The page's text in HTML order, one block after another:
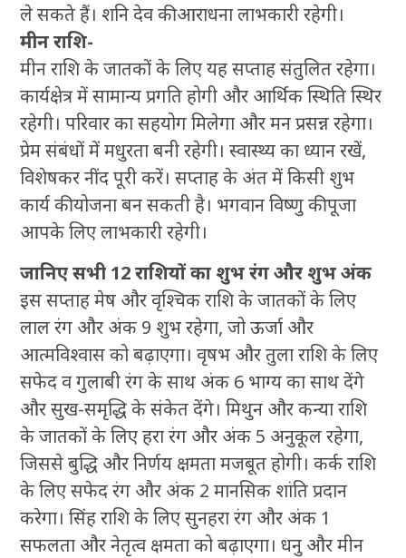
ले सकते हैं। शनि देव की आराधना लाभकारी रहेगी।
मीन राशि-
मीन राशि के जातकों के लिए यह सप्ताह संतुलित रहेगा।
कार्यक्षेत्र में सामान्य प्रगति होगी और आर्थिक स्थिति स्थिर
रहेगी। परिवार का सहयोग मिलेगा और मन प्रसन्न रहेगा।
प्रेम संबंधों में मधुरता बनी रहेगी। स्वास्थ्य का ध्यान रखें,
विशेषकर नींद पूरी करें। सप्ताह के अंत में किसी शुभ
कार्य की योजना बन सकती है। भगवान विष्णु की पूजा
आपके लिए लाभकारी रहेगी।
जानिए सभी 12 राशियों का शुभ रंग और शुभ अंक
इस सप्ताह मेष और वृश्चिक राशि के जातकों के लिए
लाल रंग और अंक 9 शुभ रहेगा, जो ऊर्जा और
आत्मविश्वास को बढ़ाएगा। वृषभ और तुला राशि के लिए
सफेद व गुलाबी रंग के साथ अंक 6 भाग्य का साथ देंगे
और सुख-समृद्धि के संकेत देंगे। मिथुन और कन्या राशि
के जातकों के लिए हरा रंग और अंक 5 अनुकूल रहेगा,
जिससे बुद्धि और निर्णय क्षमता मजबूत होगी। कर्क राशि
के लिए सफेद रंग और अंक 2 मानसिक शांति प्रदान
करेगा। सिंह राशि के लिए सुनहरा रंग और अंक 1
सफलता और नेतृत्व क्षमता को बढ़ाएगा। धनु और मीन